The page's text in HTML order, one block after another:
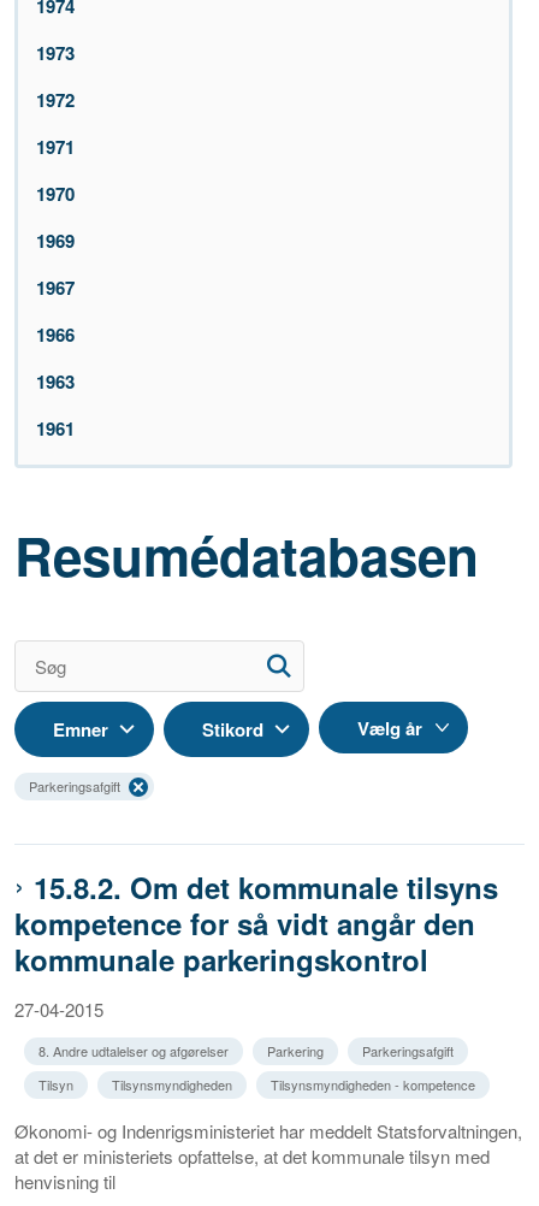
1974
1973
1972
1971
1970
1969
1967
1966
1963
1961
Resumédatabasen
Emner Stikord
Parkeringsafgift
15.8.2. Om det kommunale tilsyns
kompetence for så vidt angår den
kommunale parkeringskontrol
27-04-2015
8. Andre udtalelser og afgørelser Parkering
Parkeringsafgift
Tilsyn
Tilsynsmyndigheden Tilsynsmyndigheden - kompetence
Økonomi- og Indenrigsministeriet har meddelt Statsforvaltningen,
at det er ministeriets opfattelse, at det kommunale tilsyn med
henvisning til